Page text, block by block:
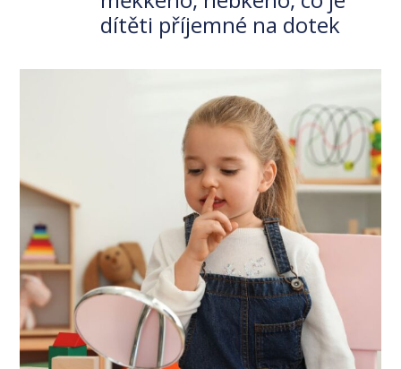
dítěti příjemné na dotek